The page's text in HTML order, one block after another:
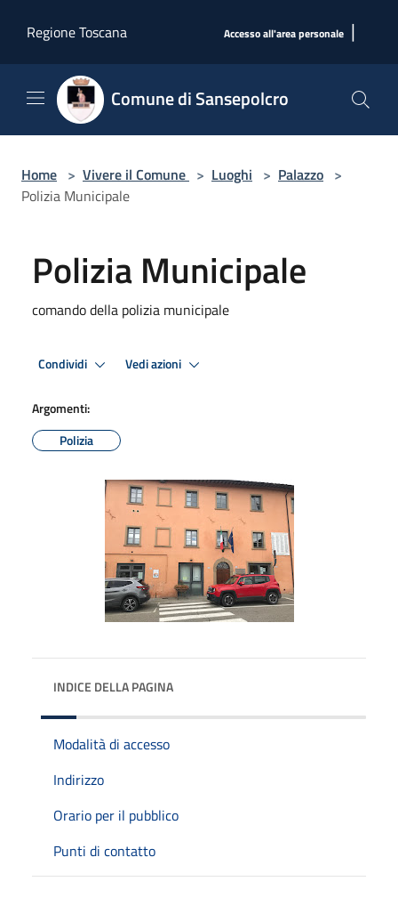
Regione Toscana
Accesso all'area personale |
Comune di Sansepolcro
Home > Vivere il Comune > Luoghi > Palazzo >
Polizia Municipale
Polizia Municipale
comando della polizia municipale
Condividi Vedi azioni
Argomenti:
Polizia
INDICE DELLA PAGINA
Modalità di accesso
Indirizzo
Orario per il pubblico
Punti di contatto